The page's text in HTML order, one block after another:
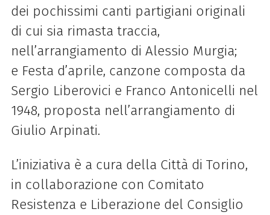
dei pochissimi canti partigiani originali
di cui sia rimasta traccia,
nell’arrangiamento di Alessio Murgia;
e Festa d’aprile, canzone composta da
Sergio Liberovici e Franco Antonicelli nel
1948, proposta nell’arrangiamento di
Giulio Arpinati.
L’iniziativa è a cura della Città di Torino,
in collaborazione con Comitato
Resistenza e Liberazione del Consiglio